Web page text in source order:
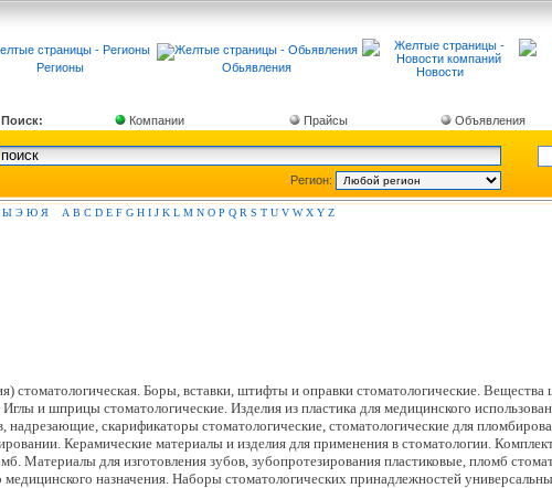
Регионы Обьявления Новости
Поиск: Компании Прайсы Объявления
Регион:
Ы Э Ю Я A B C D E F G H I J K L M N O P Q R S T U V W X Y Z
стоматологическая. Боры, вставки, штифты и оправки стоматологические.
и шприцы стоматологические. Изделия из пластика для медицинского
скарификаторы стоматологические, стоматологические для
Керамические материалы и изделия для применения в стоматологии.
Материалы для изготовления зубов, зубопротезирования пластиковые, пломб
назначения. Наборы стоматологических принадлежностей